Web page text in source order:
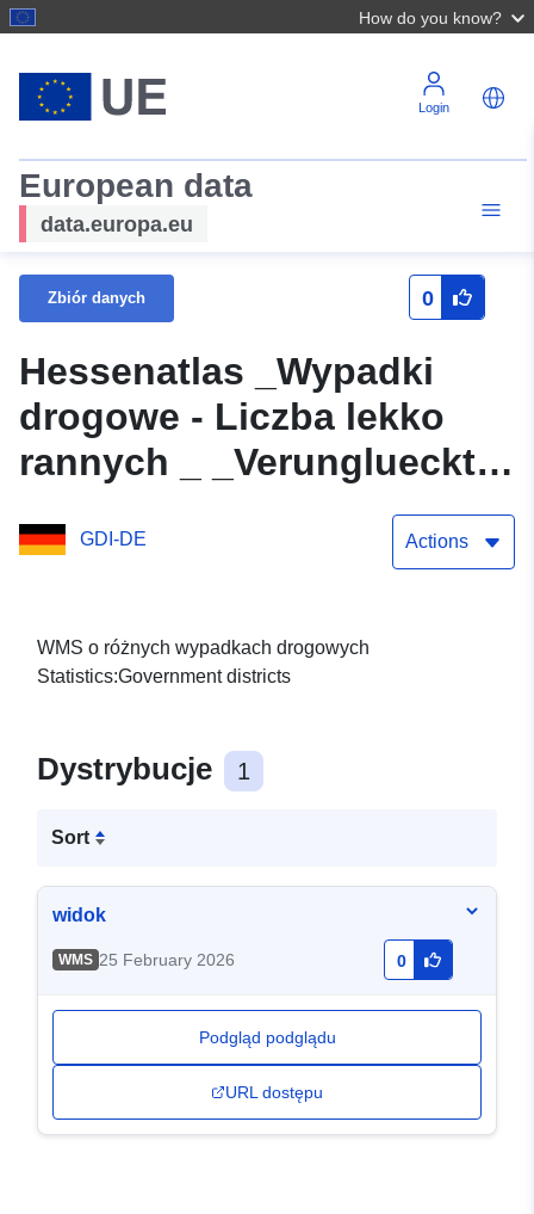
How do you know?
Login
European data
data.europa.eu
Zbiór danych 0
Hessenatlas _Wypadki
drogowe - Liczba lekko
rannych _ _Verunglueckte
GDI-DE Actions
WMS o różnych wypadkach drogowych
Statistics:Government districts
Dystrybucje 1
Sort
widok
WMS 25 February 2026 0
Podgląd podglądu
URL dostępu